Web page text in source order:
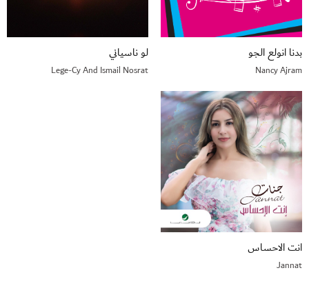
بدنا انولع الجو
Nancy Ajram
لو ناسياني
Lege-Cy And Ismail Nosrat
انت الاحساس
Jannat